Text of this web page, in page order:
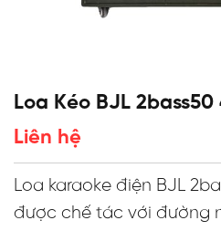
Loa Kéo BJL
Liên hệ
Loa karaoke điện BJL
được chế tác với đường